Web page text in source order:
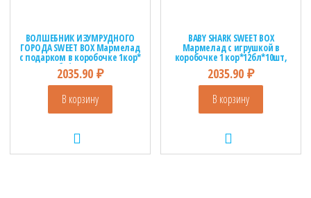
ВОЛШЕБНИК ИЗУМРУДНОГО
ГОРОДА SWEET BOX Мармелад
с подарком в коробочке 1кор*
12бл*10шт, 10г.
2035.90 ₽
В корзину
BABY SHARK SWEET BOX
Мармелад с игрушкой в
коробочке 1 кор*12бл*10шт,
10г.
2035.90₽
В корзину